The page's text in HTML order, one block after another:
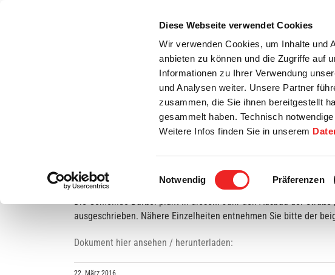
Diese Webseite verwendet Cookies
Wir verwenden Cookies, um Inhalte und
anbieten zu können und die Zugriffe auf
Informationen zu Ihrer Verwendung
und Analysen weiter. Unsere Partner
zusammen, die Sie ihnen bereitgestellt
gesammelt haben. Technisch
Weitere Infos finden Sie in unserem
Einwilligungsauswahl
Notwendig Präferenzen
Startseite
Bürgerservice Rats- / Bürgerinfo
Ausschreibung von Bauleistungen
Die Gemeinde Barßel plant in diesem Jahr den Ausbau der
ausgeschrieben. Nähere Einzelheiten entnehmen Sie bitte der
Dokument hier ansehen / herunterladen: